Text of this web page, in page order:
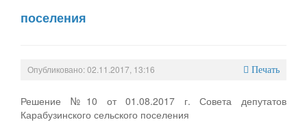
поселения
Опубликовано: 02.11.2017, 13:16 Печать
Решение №10 от 01.08.2017 г. Совета депутатов
Карабузинского сельского поселения